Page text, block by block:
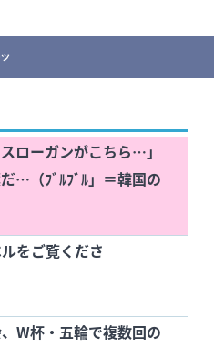
ローガンがこちら…」
…（ﾌﾞﾙﾌﾞﾙ」＝韓国の
をご覧くださ
W杯・五輪で複数回の